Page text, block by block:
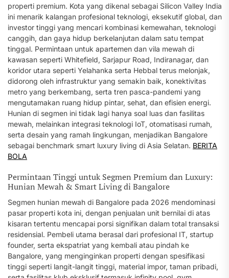
properti premium. Kota yang dikenal sebagai Silicon Valley India
ini menarik kalangan profesional teknologi, eksekutif global, dan
investor tinggi yang mencari kombinasi kemewahan, teknologi
canggih, dan gaya hidup berkelanjutan dalam satu tempat
tinggal. Permintaan untuk apartemen dan vila mewah di
kawasan seperti Whitefield, Sarjapur Road, Indiranagar, dan
koridor utara seperti Yelahanka serta Hebbal terus melonjak,
didorong oleh infrastruktur yang semakin baik, konektivitas
metro yang berkembang, serta tren pasca-pandemi yang
mengutamakan ruang hidup pintar, sehat, dan efisien energi.
Hunian di segmen ini tidak lagi hanya soal luas dan fasilitas
mewah, melainkan integrasi teknologi IoT, otomatisasi rumah,
serta desain yang ramah lingkungan, menjadikan Bangalore
sebagai benchmark smart luxury living di Asia Selatan. BERITA
BOLA
Permintaan Tinggi untuk Segmen Premium dan Luxury:
Hunian Mewah & Smart Living di Bangalore
Segmen hunian mewah di Bangalore pada 2026 mendominasi
pasar properti kota ini, dengan penjualan unit bernilai di atas
kisaran tertentu mencapai porsi signifikan dalam total transaksi
residensial. Pembeli utama berasal dari profesional IT, startup
founder, serta ekspatriat yang kembali atau pindah ke
Bangalore, yang menginginkan properti dengan spesifikasi
tinggi seperti langit-langit tinggi, material impor, taman pribadi,